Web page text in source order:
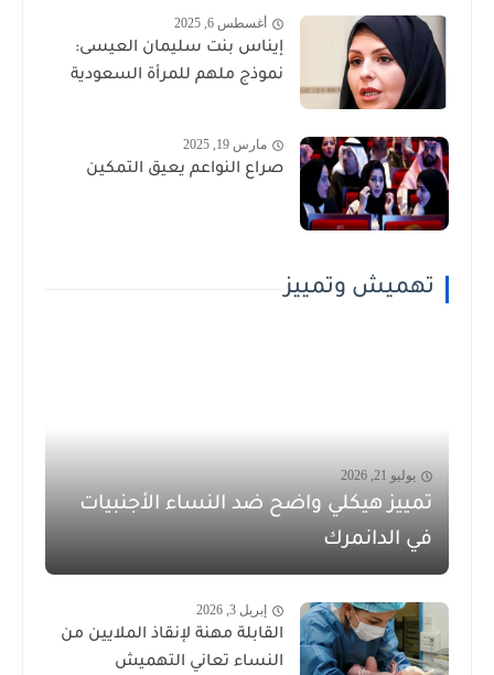
أغسطس 6, 2025
إيناس بنت سليمان العيسى:
نموذج ملهم للمرأة السعودية
مارس 19, 2025
صراع النواعم يعيق التمكين
تهميش وتمييز
يوليو 21, 2026
تمييز هيكلي واضح ضد النساء الأجنبيات
في الدانمرك
إبريل 3, 2026
القابلة مهنة لإنقاذ الملايين من
النساء تعاني التهميش